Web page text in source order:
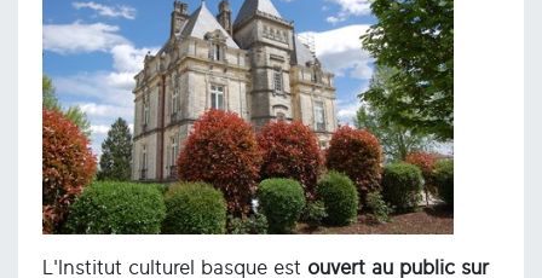
L'Institut culturel basque est ouvert au public sur